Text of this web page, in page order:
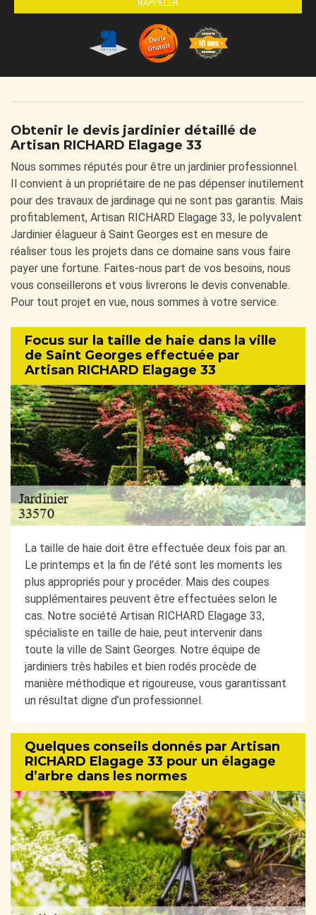
Obtenir le devis jardinier détaillé de
Artisan RICHARD Elagage 33
Nous sommes réputés pour être un jardinier professionnel.
Il convient à un propriétaire de ne pas dépenser inutilement
pour des travaux de jardinage qui ne sont pas garantis. Mais
profitablement, Artisan RICHARD Elagage 33, le polyvalent
Jardinier élagueur à Saint Georges est en mesure de
réaliser tous les projets dans ce domaine sans vous faire
payer une fortune. Faites-nous part de vos besoins, nous
vous conseillerons et vous livrerons le devis convenable.
Pour tout projet en vue, nous sommes à votre service.
Focus sur la taille de haie dans la ville
de Saint Georges effectuée par
Artisan RICHARD Elagage 33
La taille de haie doit être effectuée deux fois par an.
Le printemps et la fin de l’été sont les moments les
plus appropriés pour y procéder. Mais des coupes
supplémentaires peuvent être effectuées selon le
cas. Notre société Artisan RICHARD Elagage 33,
spécialiste en taille de haie, peut intervenir dans
toute la ville de Saint Georges. Notre équipe de
jardiniers très habiles et bien rodés procède de
manière méthodique et rigoureuse, vous garantissant
un résultat digne d’un professionnel.
Quelques conseils donnés par Artisan
RICHARD Elagage 33 pour un élagage
d’arbre dans les normes